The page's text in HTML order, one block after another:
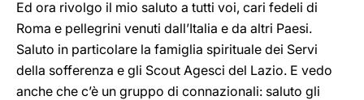
Ed ora rivolgo il mio saluto a tutti voi, cari fedeli di
Roma e pellegrini venuti dall’Italia e da altri Paesi.
Saluto in particolare la famiglia spirituale dei Servi
della sofferenza e gli Scout Agesci del Lazio. E vedo
anche che c’è un gruppo di connazionali: saluto gli